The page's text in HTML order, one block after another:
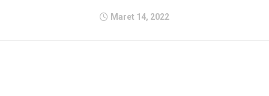
Maret 14, 2022